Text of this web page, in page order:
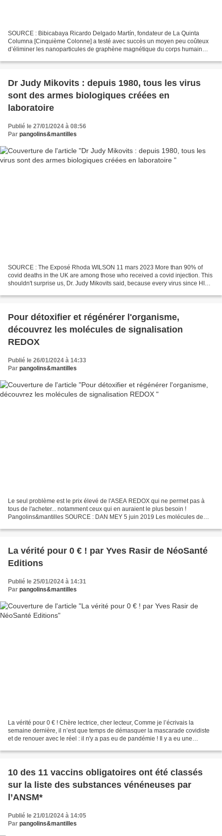
SOURCE : Bibicabaya Ricardo Delgado Martín, fondateur de La Quinta
Columna [Cinquième Colonne] a testé avec succès un moyen peu coûteux
d’éliminer les nanoparticules de graphène magnétique du corps humain
Dr Judy Mikovits : depuis 1980, tous les virus
sont des armes biologiques créées en
laboratoire
Publié le 27/01/2024 à 08:56
Par pangolins&mantilles
SOURCE : The Exposé Rhoda WILSON 11 mars 2023 More than 90% of
covid deaths in the UK are among those who received a covid injection. This
shouldn't surprise us, Dr. Judy Mikovits said, because every virus since HIV
Pour détoxifier et régénérer l'organisme,
découvrez les molécules de signalisation
REDOX
Publié le 26/01/2024 à 14:33
Par pangolins&mantilles
Le seul problème est le prix élevé de l'ASEA REDOX qui ne permet pas à
tous de l'acheter... notamment ceux qui en auraient le plus besoin !
Pangolins&mantilles SOURCE : DAN MEY 5 juin 2019 Les molécules de
La vérité pour 0 € ! par Yves Rasir de NéoSanté
Editions
Publié le 25/01/2024 à 14:31
Par pangolins&mantilles
La vérité pour 0 € ! Chère lectrice, cher lecteur, Comme je l’écrivais la
semaine dernière, il n’est que temps de démasquer la mascarade covidiste
et de renouer avec le réel : il n'y a pas eu de pandémie ! Il y a eu une
10 des 11 vaccins obligatoires ont été classés
sur la liste des substances vénéneuses par
l’ANSM*
Publié le 21/01/2024 à 14:05
Par pangolins&mantilles